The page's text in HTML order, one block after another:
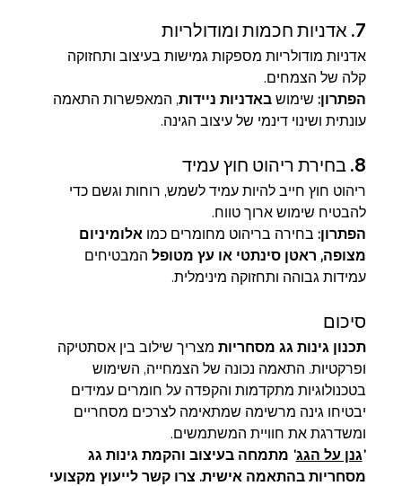
7. אדניות חכמות ומודולריות
אדניות מודולריות מספקות גמישות בעיצוב ותחזוקה
קלה של הצמחים.
הפתרון: שימוש באדניות ניידות, המאפשרות התאמה
עונתית ושינוי דינמי של עיצוב הגינה.
8. בחירת ריהוט חוץ עמיד
ריהוט חוץ חייב להיות עמיד לשמש, רוחות וגשם כדי
להבטיח שימוש ארוך טווח.
הפתרון: בחירה בריהוט מחומרים כמו אלומיניום
מצופה, ראטן סינתטי או עץ מטופל המבטיחים
עמידות גבוהה ותחזוקה מינימלית.
סיכום
תכנון גינות גג מסחריות מצריך שילוב בין אסתטיקה
ופרקטיות. התאמה נכונה של הצמחייה, השימוש
בטכנולוגיות מתקדמות והקפדה על חומרים עמידים
יבטיחו גינה מרשימה שמתאימה לצרכים מסחריים
ומשדרגת את חוויית המשתמשים.
'גנן על הגג' מתמחה בעיצוב והקמת גינות גג
מסחריות בהתאמה אישית. צרו קשר לייעוץ מקצועי